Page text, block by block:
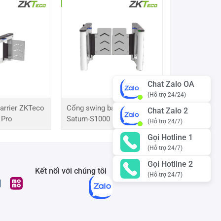
ZKTeco
Cổng swing barrier ZKTeco
Saturn-S1000 Pro
Kết nối với chúng tôi
Chat Zalo OA
(Hỗ trợ 24/24)
Chat Zalo 2
(Hỗ trợ 24/7)
Gọi Hotline 1
(Hỗ trợ 24/7)
Gọi Hotline 2
(Hỗ trợ 24/7)